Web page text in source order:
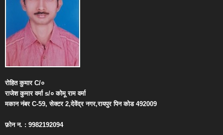
रोहित कुमारC/०
राजेश कुमार वर्माs/० कोमू राम वर्मा
मकान नंबरC-59,सेक्टर2,देवेंद्र नगर,रायपुर पिन कोड492009
फ़ोन न. : 9982192094